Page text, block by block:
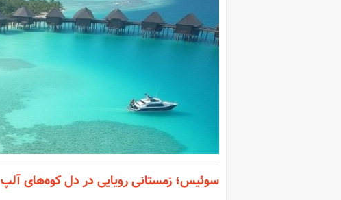
سوئیس؛ زمستانی رویایی در دل کوه‌های آلپ